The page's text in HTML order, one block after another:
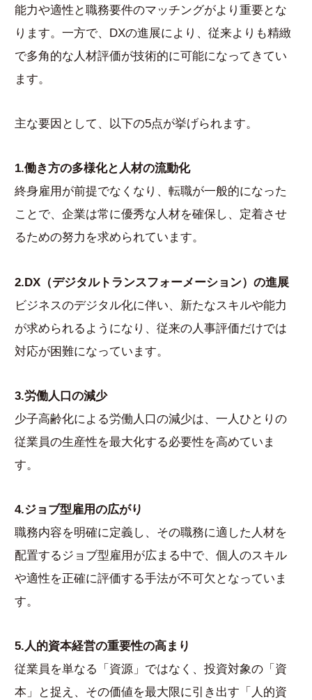
能力や適性と職務要件のマッチングがより重要とな
ります。一方で、DXの進展により、従来よりも精緻
で多角的な人材評価が技術的に可能になってきてい
ます。
主な要因として、以下の5点が挙げられます。
1.働き方の多様化と人材の流動化
終身雇用が前提でなくなり、転職が一般的になった
ことで、企業は常に優秀な人材を確保し、定着させ
るための努力を求められています。
2.DX（デジタルトランスフォーメーション）の進展
ビジネスのデジタル化に伴い、新たなスキルや能力
が求められるようになり、従来の人事評価だけでは
対応が困難になっています。
3.労働人口の減少
少子高齢化による労働人口の減少は、一人ひとりの
従業員の生産性を最大化する必要性を高めていま
す。
4.ジョブ型雇用の広がり
職務内容を明確に定義し、その職務に適した人材を
配置するジョブ型雇用が広まる中で、個人のスキル
や適性を正確に評価する手法が不可欠となっていま
す。
5.人的資本経営の重要性の高まり
従業員を単なる「資源」ではなく、投資対象の「資
本」と捉え、その価値を最大限に引き出す「人的資